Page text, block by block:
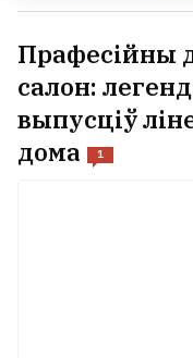
Прафесійны
салон:
выпусціў
дома
1